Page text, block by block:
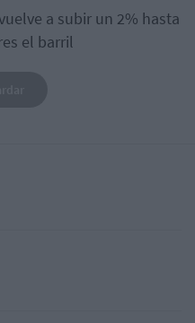
a subir un 2% hasta
el barril